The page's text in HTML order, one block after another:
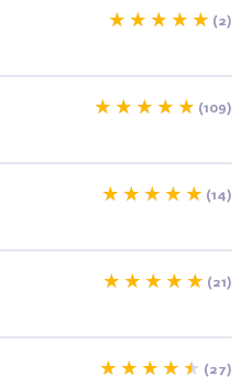
(2)
-15%(109)
(14)
(21)
(27)